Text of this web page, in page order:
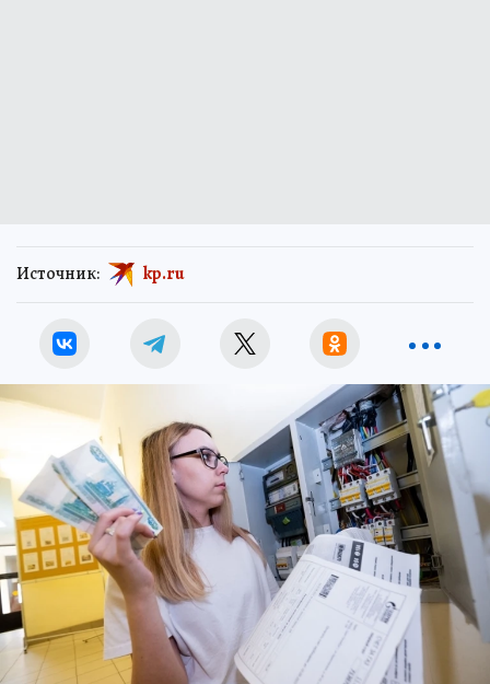
Источник: kp.ru